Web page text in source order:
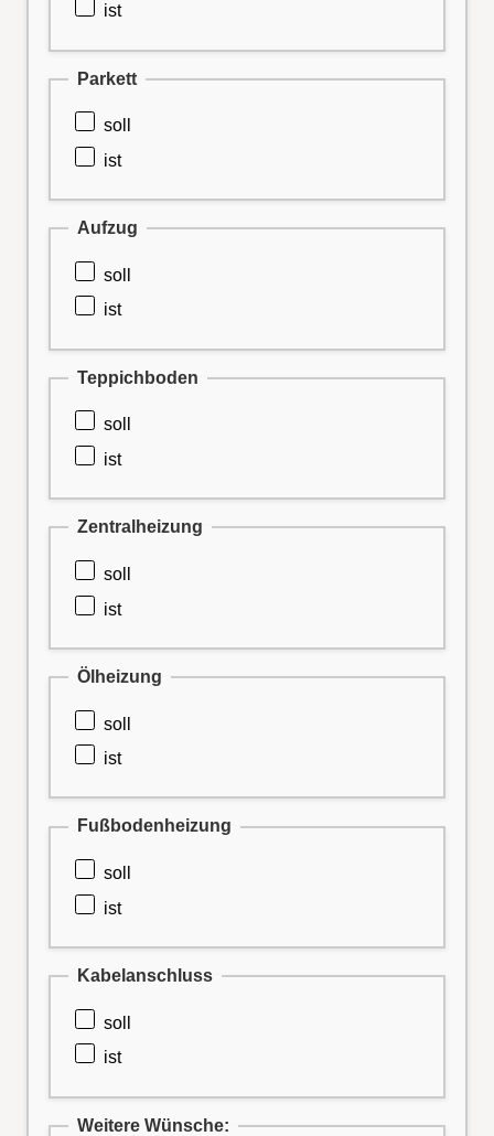
ist
Parkett
soll
ist
Aufzug
soll
ist
Teppichboden
soll
ist
Zentralheizung
soll
ist
Ölheizung
soll
ist
Fußbodenheizung
soll
ist
Kabelanschluss
soll
ist
Weitere Wünsche: